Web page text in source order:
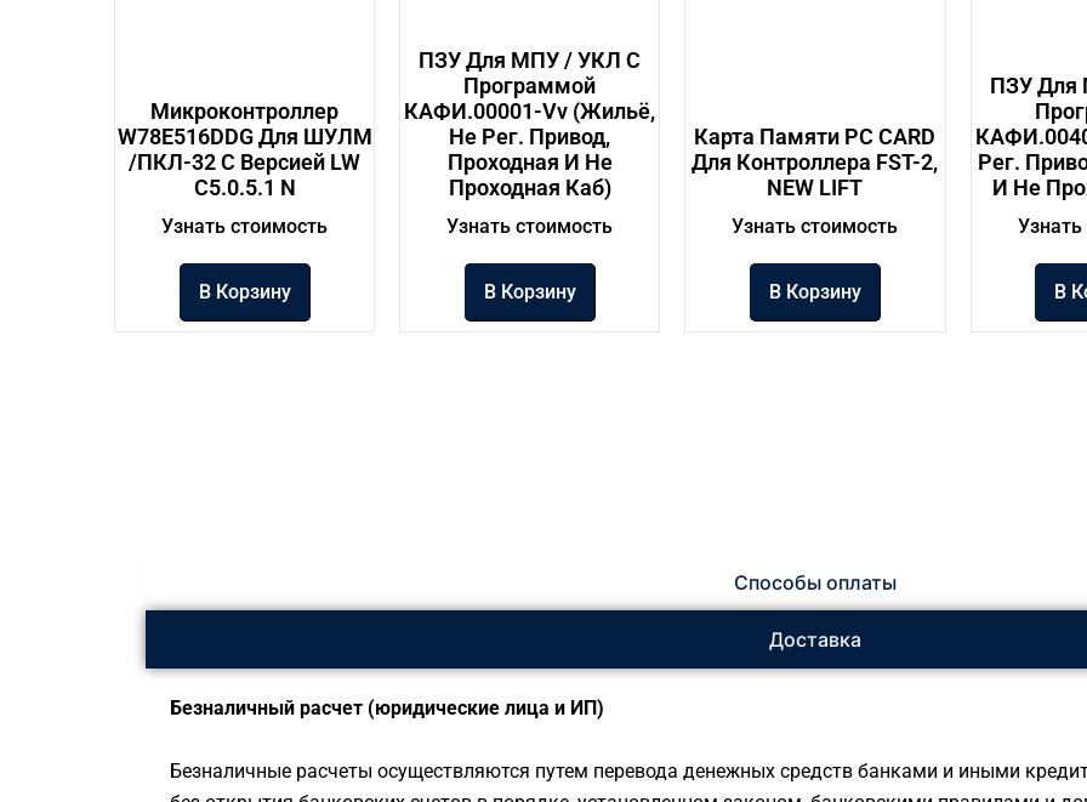
Микроконтроллер
W78E516DDG Для ШУЛМ
/ПКЛ-32 С Версией LW
С5.0.5.1 N
Узнать стоимость
В Корзину
ПЗУ Для МПУ / УКЛ С
Программой
КАФИ.00001-Vv (жильё,
Не Рег. Привод,
Проходная И Не
Проходная Каб)
Узнать стоимость
В Корзину
Карта Памяти PC CARD
Для Контроллера FST-2,
NEW LIFT
Узнать стоимость
В Корзину
ПЗУ Для
Рег.
И Не
В
Способы оплаты
Доставка
Безналичный расчет (юридические лица и ИП)
Безналичные расчеты осуществляются путем перевода денежных средств банками и иными